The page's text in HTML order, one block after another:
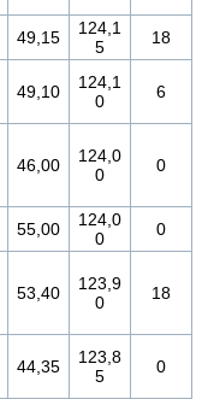
49,15
124,1
5
18
49,10
124,1
0
6
46,00
124,0
0
0
55,00
124,0
0
0
53,40
123,9
0
18
44,35
123,8
5
0